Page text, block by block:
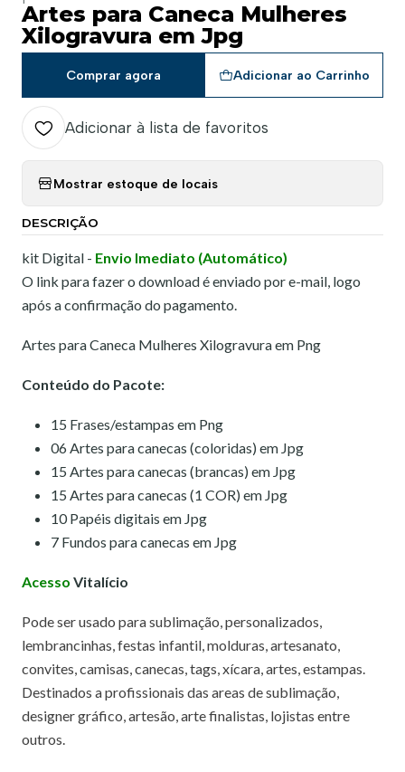
Artes para Caneca Mulheres
Xilogravura em Jpg
Adicionar ao Carrinho
Comprar agora
Adicionar à lista de favoritos
Mostrar estoque de locais
DESCRIÇÃO
kit Digital - Envio Imediato (Automático)
O link para fazer o download é enviado por e-mail, logo
após a confirmação do pagamento.
Artes para Caneca Mulheres Xilogravura em Png
Conteúdo do Pacote:
15 Frases/estampas em Png
06 Artes para canecas (coloridas) em Jpg
15 Artes para canecas (brancas) em Jpg
15 Artes para canecas (1 COR) em Jpg
10 Papéis digitais em Jpg
7 Fundos para canecas em Jpg
Acesso Vitalício
Pode ser usado para sublimação, personalizados,
lembrancinhas, festas infantil, molduras, artesanato,
convites, camisas, canecas, tags, xícara, artes, estampas.
Destinados a profissionais das areas de sublimação,
designer gráfico, artesão, arte finalistas, lojistas entre
outros.